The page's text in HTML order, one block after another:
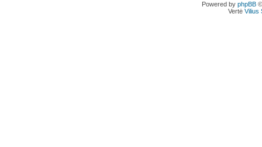
Powered by phpBB
Vertė Vilius